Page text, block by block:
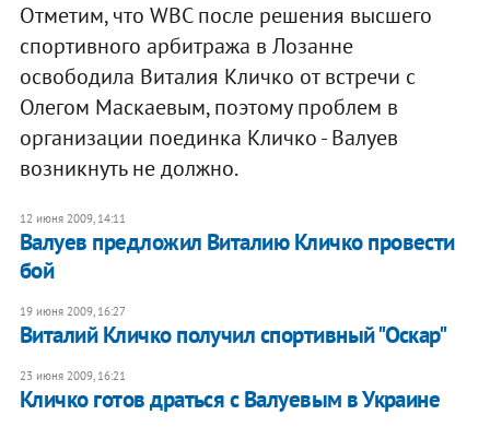
Отметим, что WBC после решения высшего
спортивного арбитража в Лозанне
освободила Виталия Кличко от встречи с
Олегом Маскаевым, поэтому проблем в
организации поединка Кличко - Валуев
возникнуть не должно.
12 июня 2009, 14:11
Валуев предложил Виталию Кличко провести
бой
19 июня 2009, 16:27
Виталий Кличко получил спортивный "Оскар"
23 июня 2009, 16:21
Кличко готов драться с Валуевым в Украине